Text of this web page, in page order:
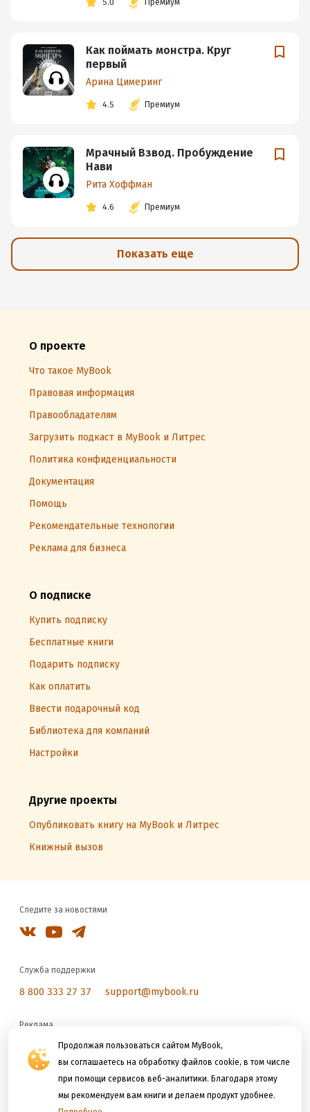
Продолжая пользоваться сайтом MyBook,
вы соглашаетесь на обработку файлов cookie, в том числе
при помощи сервисов веб-аналитики. Благодаря этому
мы рекомендуем вам книги и делаем продукт удобнее.
5.0 Премиум
Как поймать монстра. Круг
первый
Арина Цимеринг
4.5 Премиум
Мрачный Взвод. Пробуждение
Нави
Рита Хоффман
4.6 Премиум
Показать еще
О проекте
Что такое MyBook
Правовая информация
Правообладателям
Загрузить подкаст в MyBook и Литрес
Политика конфиденциальности
Документация
Помощь
Рекомендательные технологии
Реклама для бизнеса
О подписке
Купить подписку
Бесплатные книги
Подарить подписку
Как оплатить
Ввести подарочный код
Библиотека для компаний
Настройки
Другие проекты
Опубликовать книгу на MyBook и Литрес
Книжный вызов
Следите за новостями
Служба поддержки
8 800 333 27 37 support@mybook.ru
Реклама
reklama@litres.ru
Мы принимаем к оплате